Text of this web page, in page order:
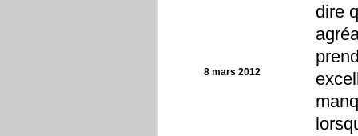
8 mars 2012
dire